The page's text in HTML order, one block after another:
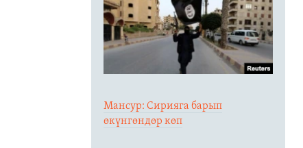
Мансур: Сирияга барып
өкүнгөндөр көп